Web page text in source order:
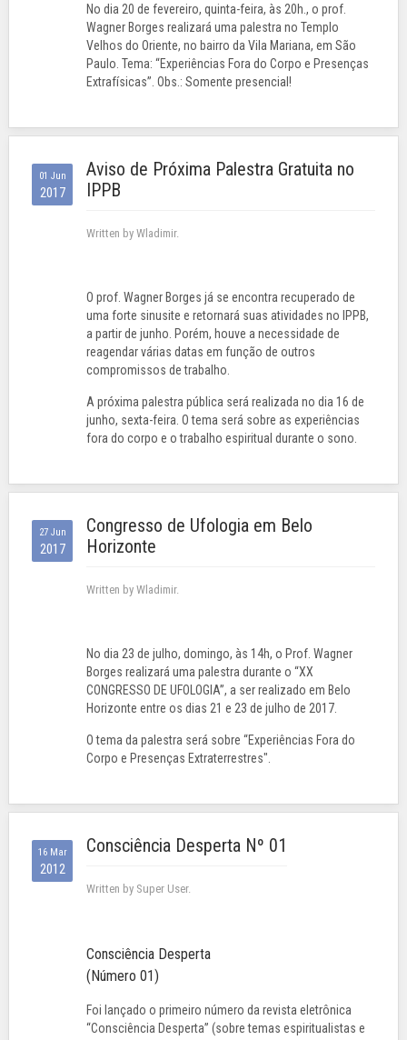
No dia 20 de fevereiro, quinta-feira, às 20h., o prof.
Wagner Borges realizará uma palestra no Templo
Velhos do Oriente, no bairro da Vila Mariana, em São
Paulo. Tema: “Experiências Fora do Corpo e Presenças
Extrafísicas”. Obs.: Somente presencial!
01 Jun
2017
Aviso de Próxima Palestra Gratuita no
IPPB
Written by Wladimir.
O prof. Wagner Borges já se encontra recuperado de
uma forte sinusite e retornará suas atividades no IPPB,
a partir de junho. Porém, houve a necessidade de
reagendar várias datas em função de outros
compromissos de trabalho.
A próxima palestra pública será realizada no dia 16 de
junho, sexta-feira. O tema será sobre as experiências
fora do corpo e o trabalho espiritual durante o sono.
27 Jun
2017
Congresso de Ufologia em Belo
Horizonte
Written by Wladimir.
No dia 23 de julho, domingo, às 14h, o Prof. Wagner
Borges realizará uma palestra durante o “XX
CONGRESSO DE UFOLOGIA”, a ser realizado em Belo
Horizonte entre os dias 21 e 23 de julho de 2017.
O tema da palestra será sobre “Experiências Fora do
Corpo e Presenças Extraterrestres".
16 Mar
2012
Consciência Desperta Nº 01
Written by Super User.
Consciência Desperta
(Número 01)
Foi lançado o primeiro número da revista eletrônica
“Consciência Desperta” (sobre temas espiritualistas e